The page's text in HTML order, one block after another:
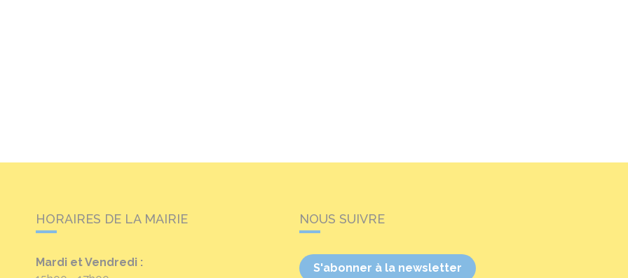
HORAIRES DE LA MAIRIE
Mardi et Vendredi :
NOUS SUIVRE
S'abonner à la newsletter